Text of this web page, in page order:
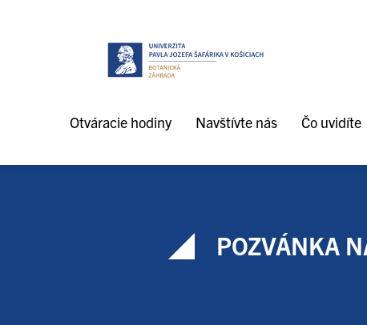
Otváracie hodiny Navštívte nás Čo uvidíte
POZVÁNKA